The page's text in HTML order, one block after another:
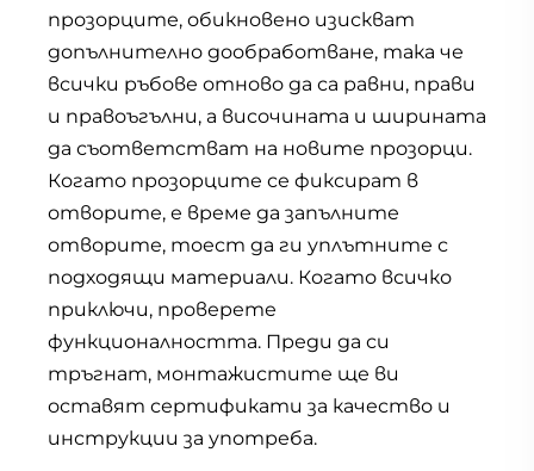
прозорците, обикновено изискват
допълнително дообработване, така че
всички ръбове отново да са равни, прави
и правоъгълни, а височината и ширината
да съответстват на новите прозорци.
Когато прозорците се фиксират в
отворите, е време да запълните
отворите, тоест да ги уплътните с
подходящи материали. Когато всичко
приключи, проверете
функционалността. Преди да си
тръгнат, монтажистите ще ви
оставят сертификати за качество и
инструкции за употреба.